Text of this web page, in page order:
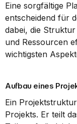
Eine sorgfältige
entscheidend für
dabei, die
und Ressourcen
wichtigsten
Aufbau eines
Ein
Projekts. Er teilt